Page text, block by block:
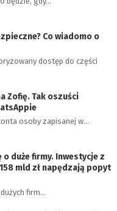
Co wiadomo o
dostęp do części
Zofię. Tak oszuści
osoby zapisanej w…
duże firmy. Inwestycje z
mld zł napędzają popyt
firm…